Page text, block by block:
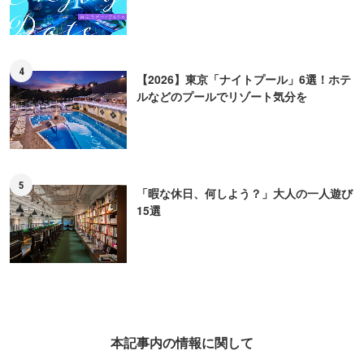
4
【2026】東京「ナイトプール」6選！ホテ
ルなどのプールでリゾート気分を
5
「暇な休日、何しよう？」大人の一人遊び
15選
本記事内の情報に関して